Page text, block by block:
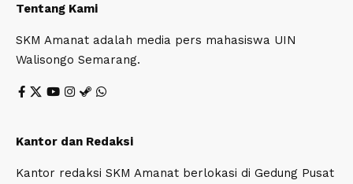
Tentang Kami
SKM Amanat adalah media pers mahasiswa UIN
Walisongo Semarang.
Kantor dan Redaksi
Kantor redaksi SKM Amanat berlokasi di Gedung Pusat